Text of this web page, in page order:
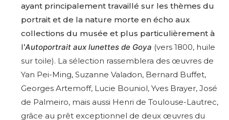
ayant principalement travaillé sur les thèmes du
portrait et de la nature morte en écho aux
collections du musée et plus particulièrement à
l’Autoportrait aux lunettes de Goya (vers 1800, huile
sur toile). La sélection rassemblera des œuvres de
Yan Pei-Ming, Suzanne Valadon, Bernard Buffet,
Georges Artemoff, Lucie Bouniol, Yves Brayer, José
de Palmeiro, mais aussi Henri de Toulouse-Lautrec,
grâce au prêt exceptionnel de deux œuvres du